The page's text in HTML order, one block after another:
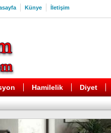
Künye İletişim
Hamilelik Diyet